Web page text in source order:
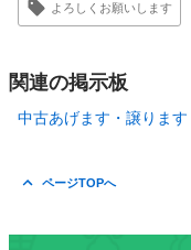
よろしくお願いします
関連の掲示板
中古あげます・譲ります
ページTOPへ